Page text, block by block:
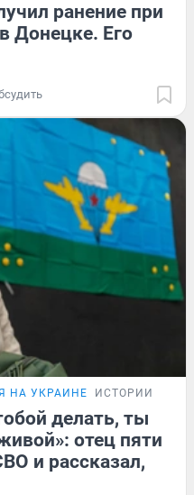
ранение при
Донецке. Его
НА УКРАИНЕ ИСТОРИИ
делать, ты
отец пяти
и рассказал,